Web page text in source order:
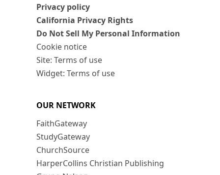
Privacy policy
California Privacy Rights
Do Not Sell My Personal Information
Cookie notice
Site: Terms of use
Widget: Terms of use
OUR NETWORK
FaithGateway
StudyGateway
ChurchSource
HarperCollins Christian Publishing